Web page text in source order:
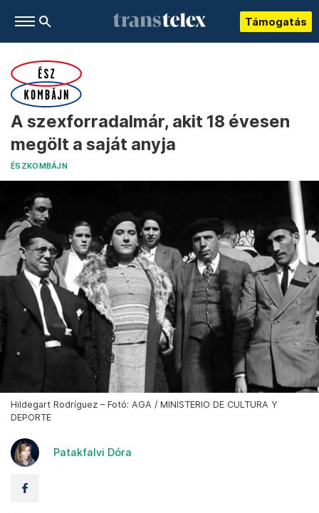
Támogatás
A szexforradalmár, akit 18 évesen
megölt a saját anyja
ÉSZKOMBÁJN
Hildegart Rodríguez – Fotó: AGA / MINISTERIO DE CULTURA Y
DEPORTE
Patakfalvi Dóra